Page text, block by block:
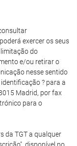
exercer os seus
do
e/ou retirar o
nesse sentido
? para a
Madrid, por fax
para o
da TGT a qualquer